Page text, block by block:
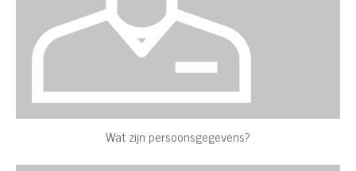
Wat zijn persoonsgegevens?